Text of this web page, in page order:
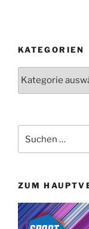
KATEGORIEN
nach:
ZUM